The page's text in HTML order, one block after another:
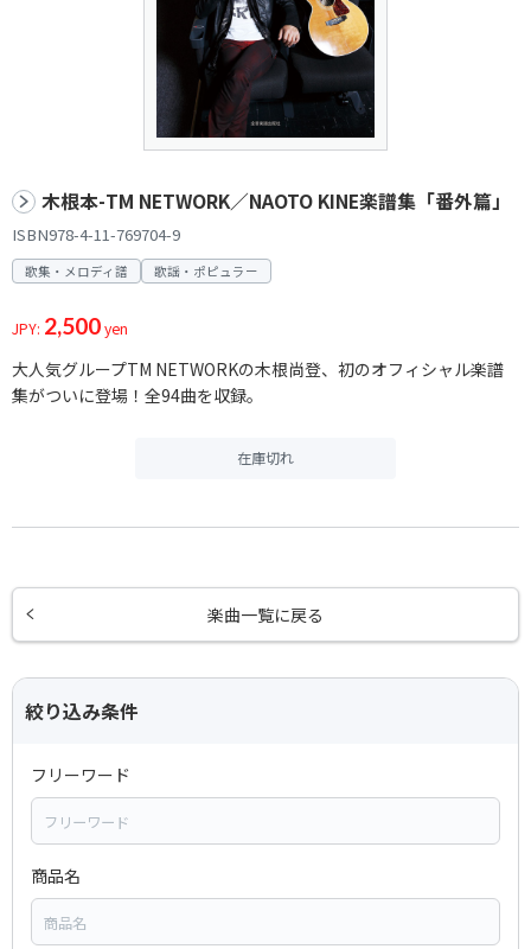
木根本-TM NETWORK／NAOTO KINE楽譜集「番外篇」
ISBN978-4-11-769704-9
歌集・メロディ譜 歌謡・ポピュラー
JPY: 2,500yen
大人気グループTM NETWORKの木根尚登、初のオフィシャル楽譜
集がついに登場！全94曲を収録。
在庫切れ
楽曲一覧に戻る
絞り込み条件
フリーワード
商品名